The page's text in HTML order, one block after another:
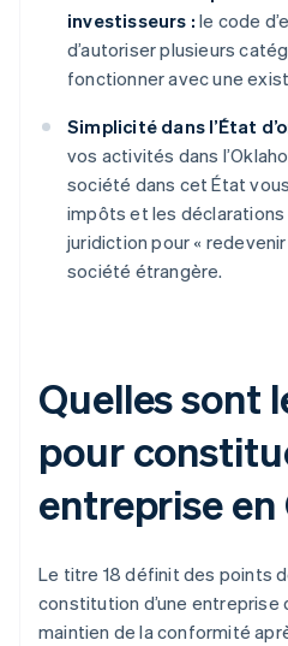
investisseurs : le code
d’autoriser plusieurs
fonctionner avec une
Simplicité dans l’État
vos activités dans
société dans cet État
impôts et les déclarations
juridiction pour «
société étrangère.
Quelles sont
pour
entreprise
Le titre 18 définit des points
constitution d’une entreprise
maintien de la conformité